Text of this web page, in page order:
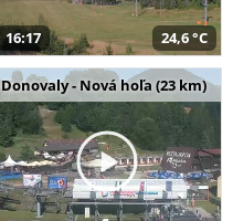
16:17 24,6 °C
Donovaly - Nová hoľa (23 km)